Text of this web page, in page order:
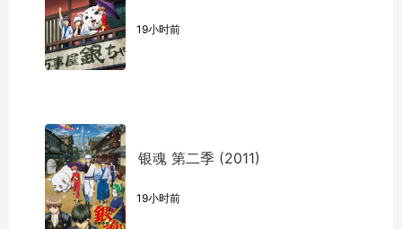
19小时前
银魂 第二季 (2011)
19小时前